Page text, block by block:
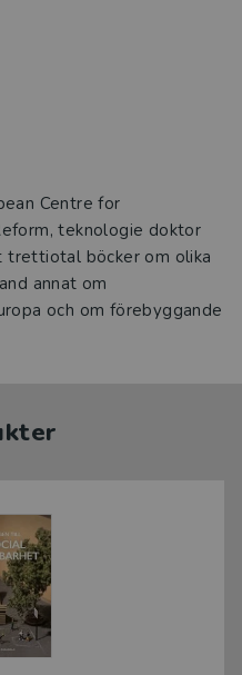
Centre for
teknologie doktor
böcker om olika
annat om
och om förebyggande